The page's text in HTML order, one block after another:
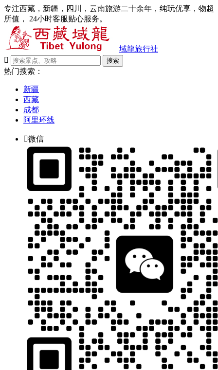
专注西藏，新疆，四川，云南旅游二十余年，纯玩优享，物超
所值， 24小时客服贴心服务。
域龍旅行社

搜索
热门搜索：
新疆
西藏
成都
阿里环线
微信